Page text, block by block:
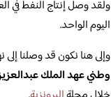
ولقد وصل إنتاج النفط في
اليوم الواحد.
وإلى هنا نكون قد وصلنا
وطني عهد الملك